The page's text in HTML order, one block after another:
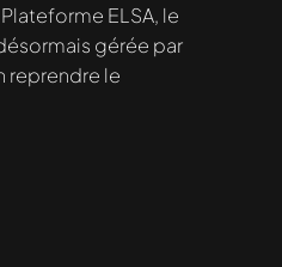
ELSA, le
gérée par
reprendre le